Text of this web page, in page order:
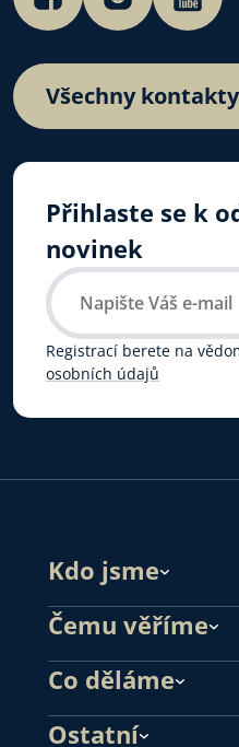
Všechny kontakty
Přihlaste se k
novinek
Registrací berete na
osobních údajů
Kdo jsme
Čemu věříme
Co děláme
Ostatní